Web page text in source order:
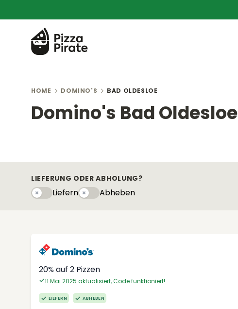
HOME DOMINO'S BAD OLDESLOE
Domino's Bad Oldesloe
LIEFERUNG ODER ABHOLUNG?
LiefernLiefernAbhebeny
Abheben
20% auf 2 Pizzen
11 Mai 2025 aktualisiert, Code funktioniert!
LIEFERN ABHEBEN